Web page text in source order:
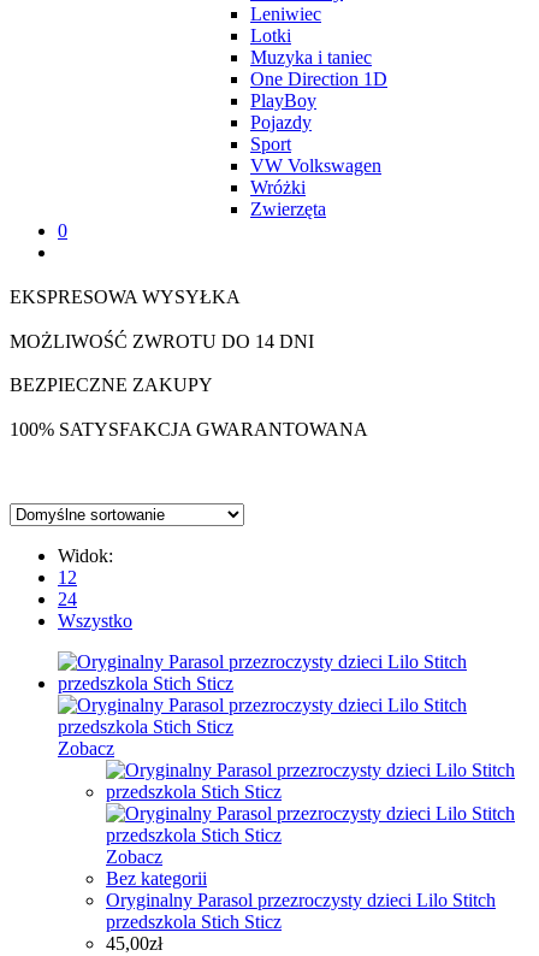
Leniwiec
Lotki
Muzyka i taniec
One Direction 1D
PlayBoy
Pojazdy
Sport
VW Volkswagen
Wróżki
Zwierzęta
0
EKSPRESOWA WYSYŁKA
MOŻLIWOŚĆ ZWROTU DO 14 DNI
BEZPIECZNE ZAKUPY
100% SATYSFAKCJA GWARANTOWANA
Widok:
12
24
Wszystko
Zobacz
Zobacz
Bez kategorii
Oryginalny Parasol przezroczysty dzieci Lilo Stitch
przedszkola Stich Sticz
45,00zł